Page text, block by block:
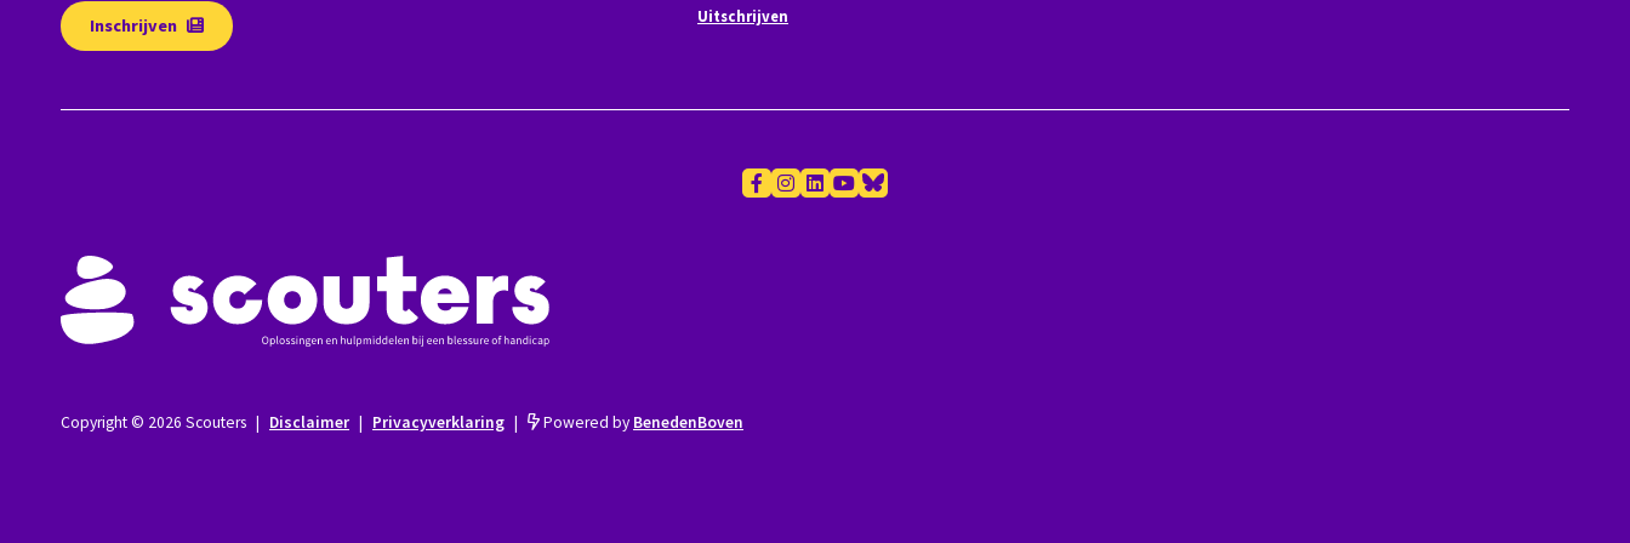
Inschrijven Uitschrijven
Copyright © 2026 Scouters | Disclaimer | Privacyverklaring | Powered by BenedenBoven